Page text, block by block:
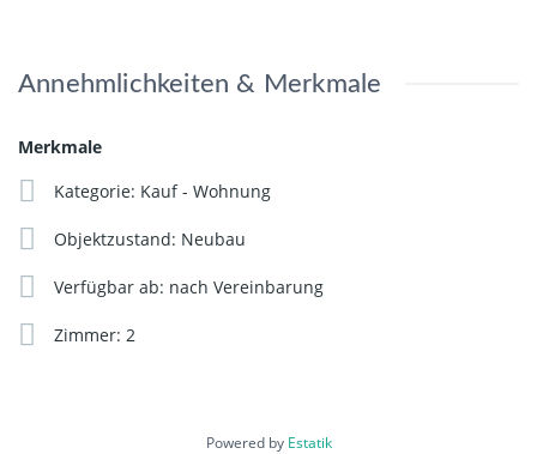
Annehmlichkeiten & Merkmale
Merkmale
Kategorie: Kauf - Wohnung
Objektzustand: Neubau
Verfügbar ab: nach Vereinbarung
Zimmer: 2
Powered by Estatik